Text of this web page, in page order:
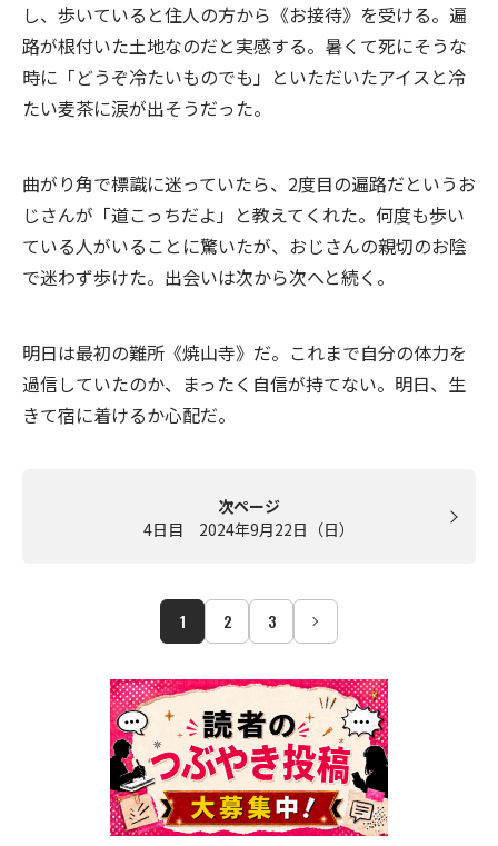
し、歩いていると住人の方から《お接待》を受ける。遍
路が根付いた土地なのだと実感する。暑くて死にそうな
時に「どうぞ冷たいものでも」といただいたアイスと冷
たい麦茶に涙が出そうだった。
曲がり角で標識に迷っていたら、2度目の遍路だというお
じさんが「道こっちだよ」と教えてくれた。何度も歩い
ている人がいることに驚いたが、おじさんの親切のお陰
で迷わず歩けた。出会いは次から次へと続く。
明日は最初の難所《焼山寺》だ。これまで自分の体力を
過信していたのか、まったく自信が持てない。明日、生
きて宿に着けるか心配だ。
次ページ
4日目 2024年9月22日（日）
1 2 3